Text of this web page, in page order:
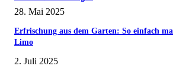
28. Mai 2025
Erfrischung aus dem Garten: So einfach
Limo
2. Juli 2025